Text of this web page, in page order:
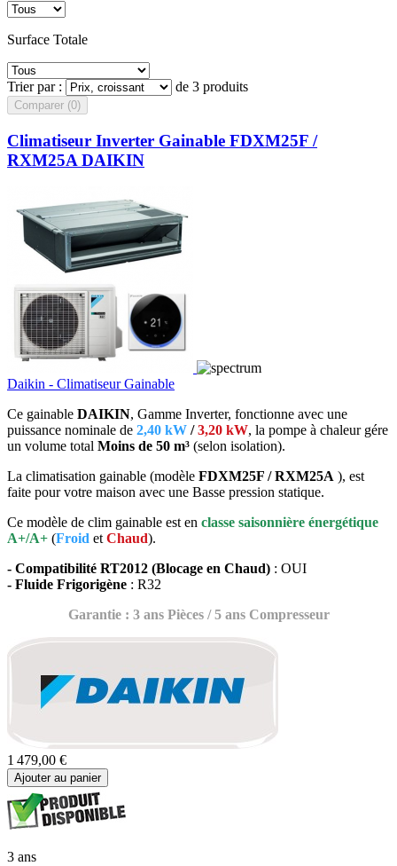
Surface Totale
Trier par : de 3 produits
Comparer (0)‎
Climatiseur Inverter Gainable FDXM25F /
RXM25A DAIKIN
Daikin - Climatiseur Gainable
Ce gainable DAIKIN, Gamme Inverter, fonctionne avec une
puissance nominale de 2,40 kW /3,20 kW, la pompe à chaleur gére
un volume total Moins de 50 m³ (selon isolation).
La climatisation gainable (modèle FDXM25F / RXM25A ), est
faite pour votre maison avec une Basse pression statique.
Ce modèle de clim gainable est en classe saisonnière énergétique
A+/A+ (Froid et Chaud).
- Compatibilité RT2012 (Blocage en Chaud) : OUI
- Fluide Frigorigène : R32
Garantie : 3 ans Pièces / 5 ans Compresseur
1 479,00 €
Ajouter au panier
3 ans